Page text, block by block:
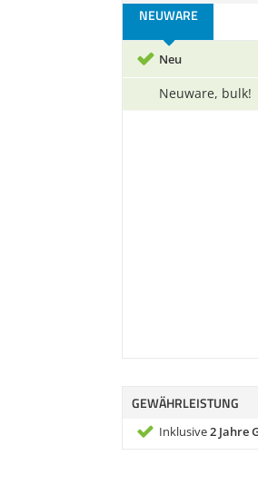
NEUWARE
Neu
Neuware, bulk!
GEWÄHRLEISTUNG
Inklusive2 Jahre